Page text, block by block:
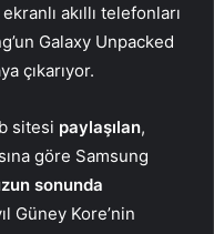
akıllı telefonları
Galaxy Unpacked
çıkarıyor.
sitesi paylaşılan,
göre Samsung
sonunda
Güney Kore’nin